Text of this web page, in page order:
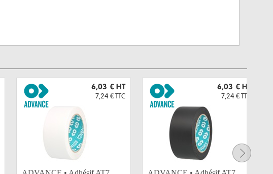
6,03 € HT
7,24 € TTC
6,03 € HT
7,24 € TTC